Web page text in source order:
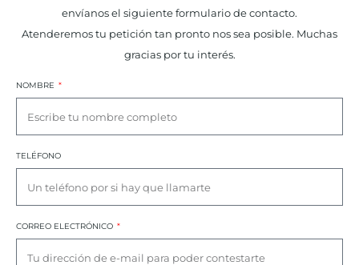
envíanos el siguiente formulario de contacto.
Atenderemos tu petición tan pronto nos sea posible. Muchas
gracias por tu interés.
NOMBRE
TELÉFONO
CORREO ELECTRÓNICO